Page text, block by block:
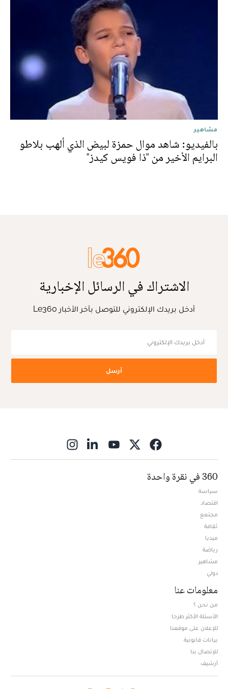
مشاهير
بالفيديو: شاهد موال حمزة لبيض الذي ألهب بلاطو
البرايم الأخير من "ذا فويس كيدز"
الاشتراك في الرسائل الإخبارية
أدخل بريدك الإلكتروني للتوصل بآخر الأخبار Le360
أرسل
360 في نقرة واحدة
سياسة
اقتصاد
مجتمع
ثقافة
ميديا
رياضة
مشاهير
دولي
معلومات عنا
من نحن ؟
الأسئلة الأكثر طرحا
للإعلان على موقعنا
بيانات قانونية
للإتصال بنا
أرشيف